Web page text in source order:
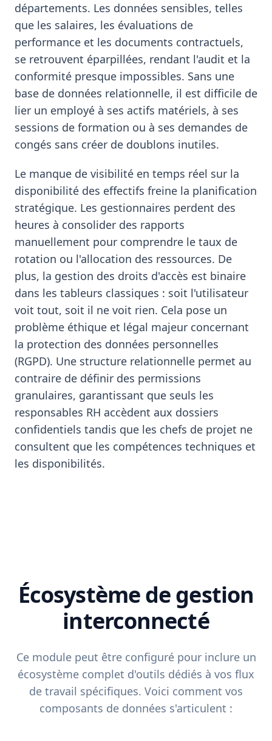
départements. Les données sensibles, telles
que les salaires, les évaluations de
performance et les documents contractuels,
se retrouvent éparpillées, rendant l'audit et la
conformité presque impossibles. Sans une
base de données relationnelle, il est difficile de
lier un employé à ses actifs matériels, à ses
sessions de formation ou à ses demandes de
congés sans créer de doublons inutiles.
Le manque de visibilité en temps réel sur la
disponibilité des effectifs freine la planification
stratégique. Les gestionnaires perdent des
heures à consolider des rapports
manuellement pour comprendre le taux de
rotation ou l'allocation des ressources. De
plus, la gestion des droits d'accès est binaire
dans les tableurs classiques : soit l'utilisateur
voit tout, soit il ne voit rien. Cela pose un
problème éthique et légal majeur concernant
la protection des données personnelles
(RGPD). Une structure relationnelle permet au
contraire de définir des permissions
granulaires, garantissant que seuls les
responsables RH accèdent aux dossiers
confidentiels tandis que les chefs de projet ne
consultent que les compétences techniques et
les disponibilités.
Écosystème de gestion
interconnecté
Ce module peut être configuré pour inclure un
écosystème complet d'outils dédiés à vos flux
de travail spécifiques. Voici comment vos
composants de données s'articulent :